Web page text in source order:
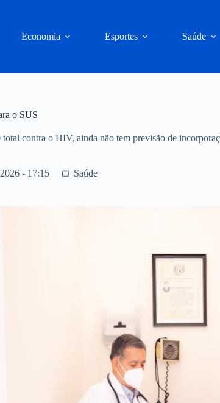
Economia Esportes Saúde
o SUS
contra o HIV, ainda não tem previsão de
- 17:15 Saúde